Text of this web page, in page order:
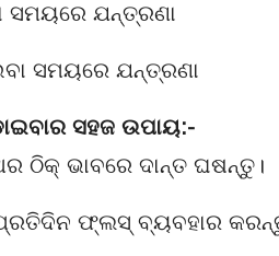
ସମୟରେ ଯନ୍ତ୍ରଣା
ସମୟରେ ଯନ୍ତ୍ରଣା
ସହଜ ଉପାୟ:-
ଠିକ୍ ଭାବରେ ଦାନ୍ତ ଘଷନ୍ତୁ।
ଫ୍ଲସ୍ ବ୍ୟବହାର